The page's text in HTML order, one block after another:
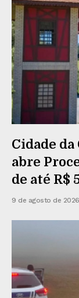
Cidade
abre
de até R$
9 de agosto de 2026